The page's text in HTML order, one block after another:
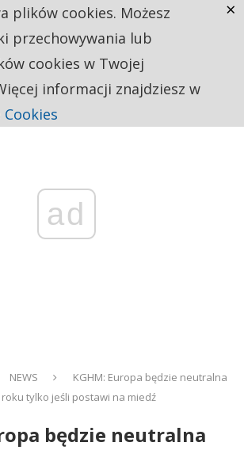
ad
NEWS
KGHM: Europa będzie neutralna
tylko jeśli postawi na miedź
będzie neutralna
plików cookies. Możesz
przechowywania lub
cookies w Twojej
informacji znajdziesz w
×